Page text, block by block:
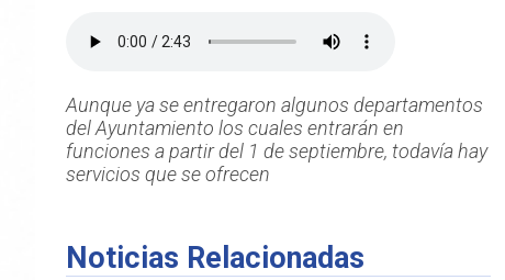
Aunque ya se entregaron algunos departamentos
del Ayuntamiento los cuales entrarán en
funciones a partir del 1 de septiembre, todavía hay
servicios que se ofrecen
Noticias Relacionadas